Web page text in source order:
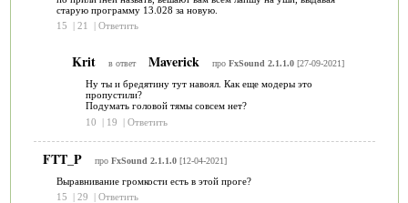
старую программу 13.028 за новую.
15
| 21 | Ответить
Krit в ответ Maverick про FxSound 2.1.1.0[27-09-2021]
Ну ты и бредятину тут навоял. Как еще модеры это
пропустили?
Подумать головой тямы совсем нет?
10
| 19 | Ответить
FTT_P про FxSound 2.1.1.0[12-04-2021]
Выравнивание громкости есть в этой проге?
15
| 29 | Ответить